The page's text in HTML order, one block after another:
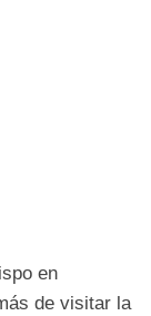
en
de visitar la